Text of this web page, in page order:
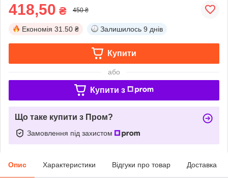
418,50 ₴ 450 ₴
Економія 31.50 ₴ Залишилось 9 днів
Купити
або
Купити з
Що таке купити з Пром?
Замовлення під захистом
Опис Характеристики Відгуки про товар Доставка